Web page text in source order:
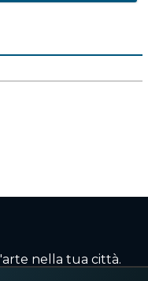
nella tua città.